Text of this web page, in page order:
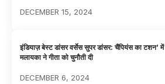
DECEMBER 15, 2024
इंडियाज़ बेस्ट डांसर वर्सेस सुपर डांसर: चैंपियंस का टशन’ में
मलायका ने गीता को चुनौती दी
DECEMBER 6, 2024